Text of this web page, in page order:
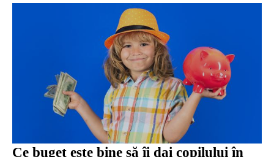
Ce buget este bine să îi dai copilului în